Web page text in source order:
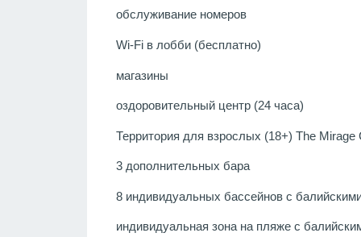
обслуживание номеров
Wi-Fi в лобби (бесплатно)
магазины
оздоровительный центр (24 часа)
Территория для взрослых (18+) The Mirage
3 дополнительных бара
8 индивидуальных бассейнов с
индивидуальная зона на пляже с